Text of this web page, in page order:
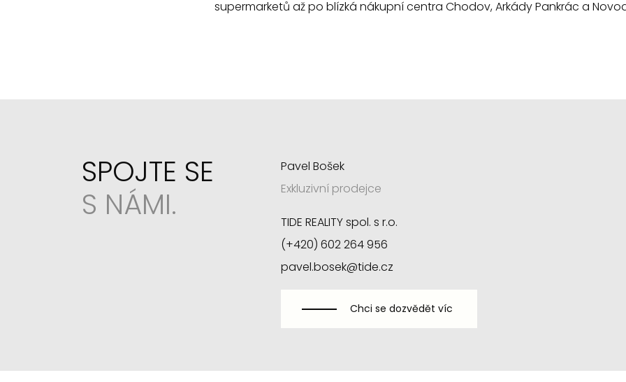
supermarketů až po blízká nákupní centra Chodov, Arkády Pankrác a
SPOJTE SE
S NÁMI.
Pavel Bošek
Exkluzivní prodejce
TIDE REALITY spol. s r.o.
(+420) 602 264 956
pavel.bosek@tide.cz
Chci se dozvědět víc